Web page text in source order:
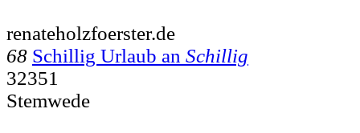
renateholzfoerster.de
68 Schillig Urlaub an Schillig
32351
Stemwede